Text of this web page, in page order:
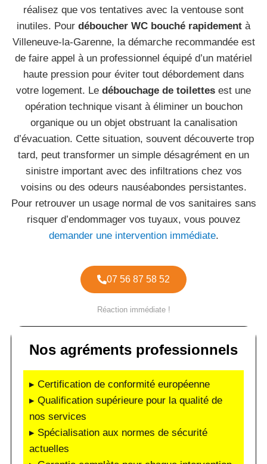
réalisez que vos tentatives avec la ventouse sont
inutiles. Pour déboucher WC bouché rapidement à
Villeneuve-la-Garenne, la démarche recommandée est
de faire appel à un professionnel équipé d’un matériel
haute pression pour éviter tout débordement dans
votre logement. Le débouchage de toilettes est une
opération technique visant à éliminer un bouchon
organique ou un objet obstruant la canalisation
d’évacuation. Cette situation, souvent découverte trop
tard, peut transformer un simple désagrément en un
sinistre important avec des infiltrations chez vos
voisins ou des odeurs nauséabondes persistantes.
Pour retrouver un usage normal de vos sanitaires sans
risquer d’endommager vos tuyaux, vous pouvez
demander une intervention immédiate.
07 56 87 58 52
Réaction immédiate !
Nos agréments professionnels
▸ Certification de conformité européenne
▸ Qualification supérieure pour la qualité de
nos services
▸ Spécialisation aux normes de sécurité
actuelles